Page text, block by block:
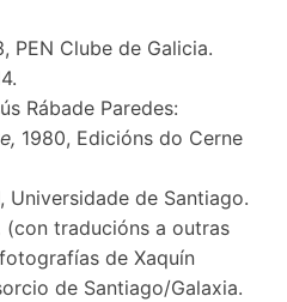
PEN Clube de Galicia.
Rábade Paredes:
1980, Edicións do Cerne
Universidade de Santiago.
(con traducións a outras
de Xaquín
de Santiago/Galaxia.